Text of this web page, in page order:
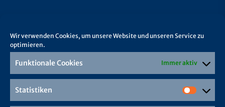
Wir verwenden Cookies, um unsere Website und unseren Service zu
optimieren.
Funktionale Cookies Immer aktiv
Statistiken